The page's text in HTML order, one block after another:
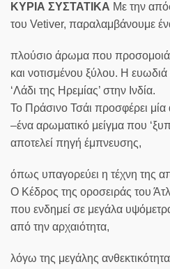
ΚΥΡΙΑ ΣΥΣΤΑΤΙΚΑ Με την
του Vetiver, παραλαμβάνουμε
πλούσιο άρωμα που
και νοτισμένου ξύλου. Η
‘Λάδι της Ηρεμίας’ στην Ινδία.
Το Πράσινο Τσάι προσφέρει
–ένα αρωματικό μείγμα που
αποτελεί πηγή έμπνευσης,
όπως υπαγορεύει η τέχνη της
Ο Κέδρος της οροσειράς του
που ενδημεί σε μεγάλα
από την αρχαιότητα,
λόγω της μεγάλης